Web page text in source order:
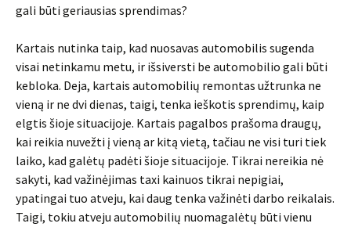
gali būti geriausias sprendimas?
Kartais nutinka taip, kad nuosavas automobilis sugenda
visai netinkamu metu, ir išsiversti be automobilio gali būti
kebloka. Deja, kartais automobilių remontas užtrunka ne
vieną ir ne dvi dienas, taigi, tenka ieškotis sprendimų, kaip
elgtis šioje situacijoje. Kartais pagalbos prašoma draugų,
kai reikia nuvežti į vieną ar kitą vietą, tačiau ne visi turi tiek
laiko, kad galėtų padėti šioje situacijoje. Tikrai nereikia nė
sakyti, kad važinėjimas taxi kainuos tikrai nepigiai,
ypatingai tuo atveju, kai daug tenka važinėti darbo reikalais.
Taigi, tokiu atveju automobilių nuomagalėtų būti vienu